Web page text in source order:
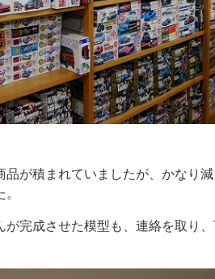
品が積まれていましたが、かなり
が完成させた模型も、連絡を取り